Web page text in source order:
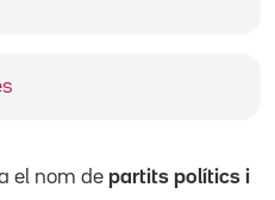
el nom de partits polítics i